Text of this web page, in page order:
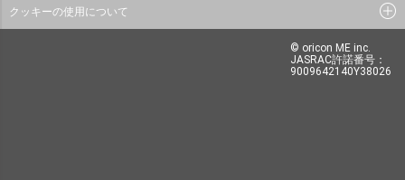
クッキーの使用について
© oricon ME inc.
JASRAC許諾番号：
9009642140Y38026